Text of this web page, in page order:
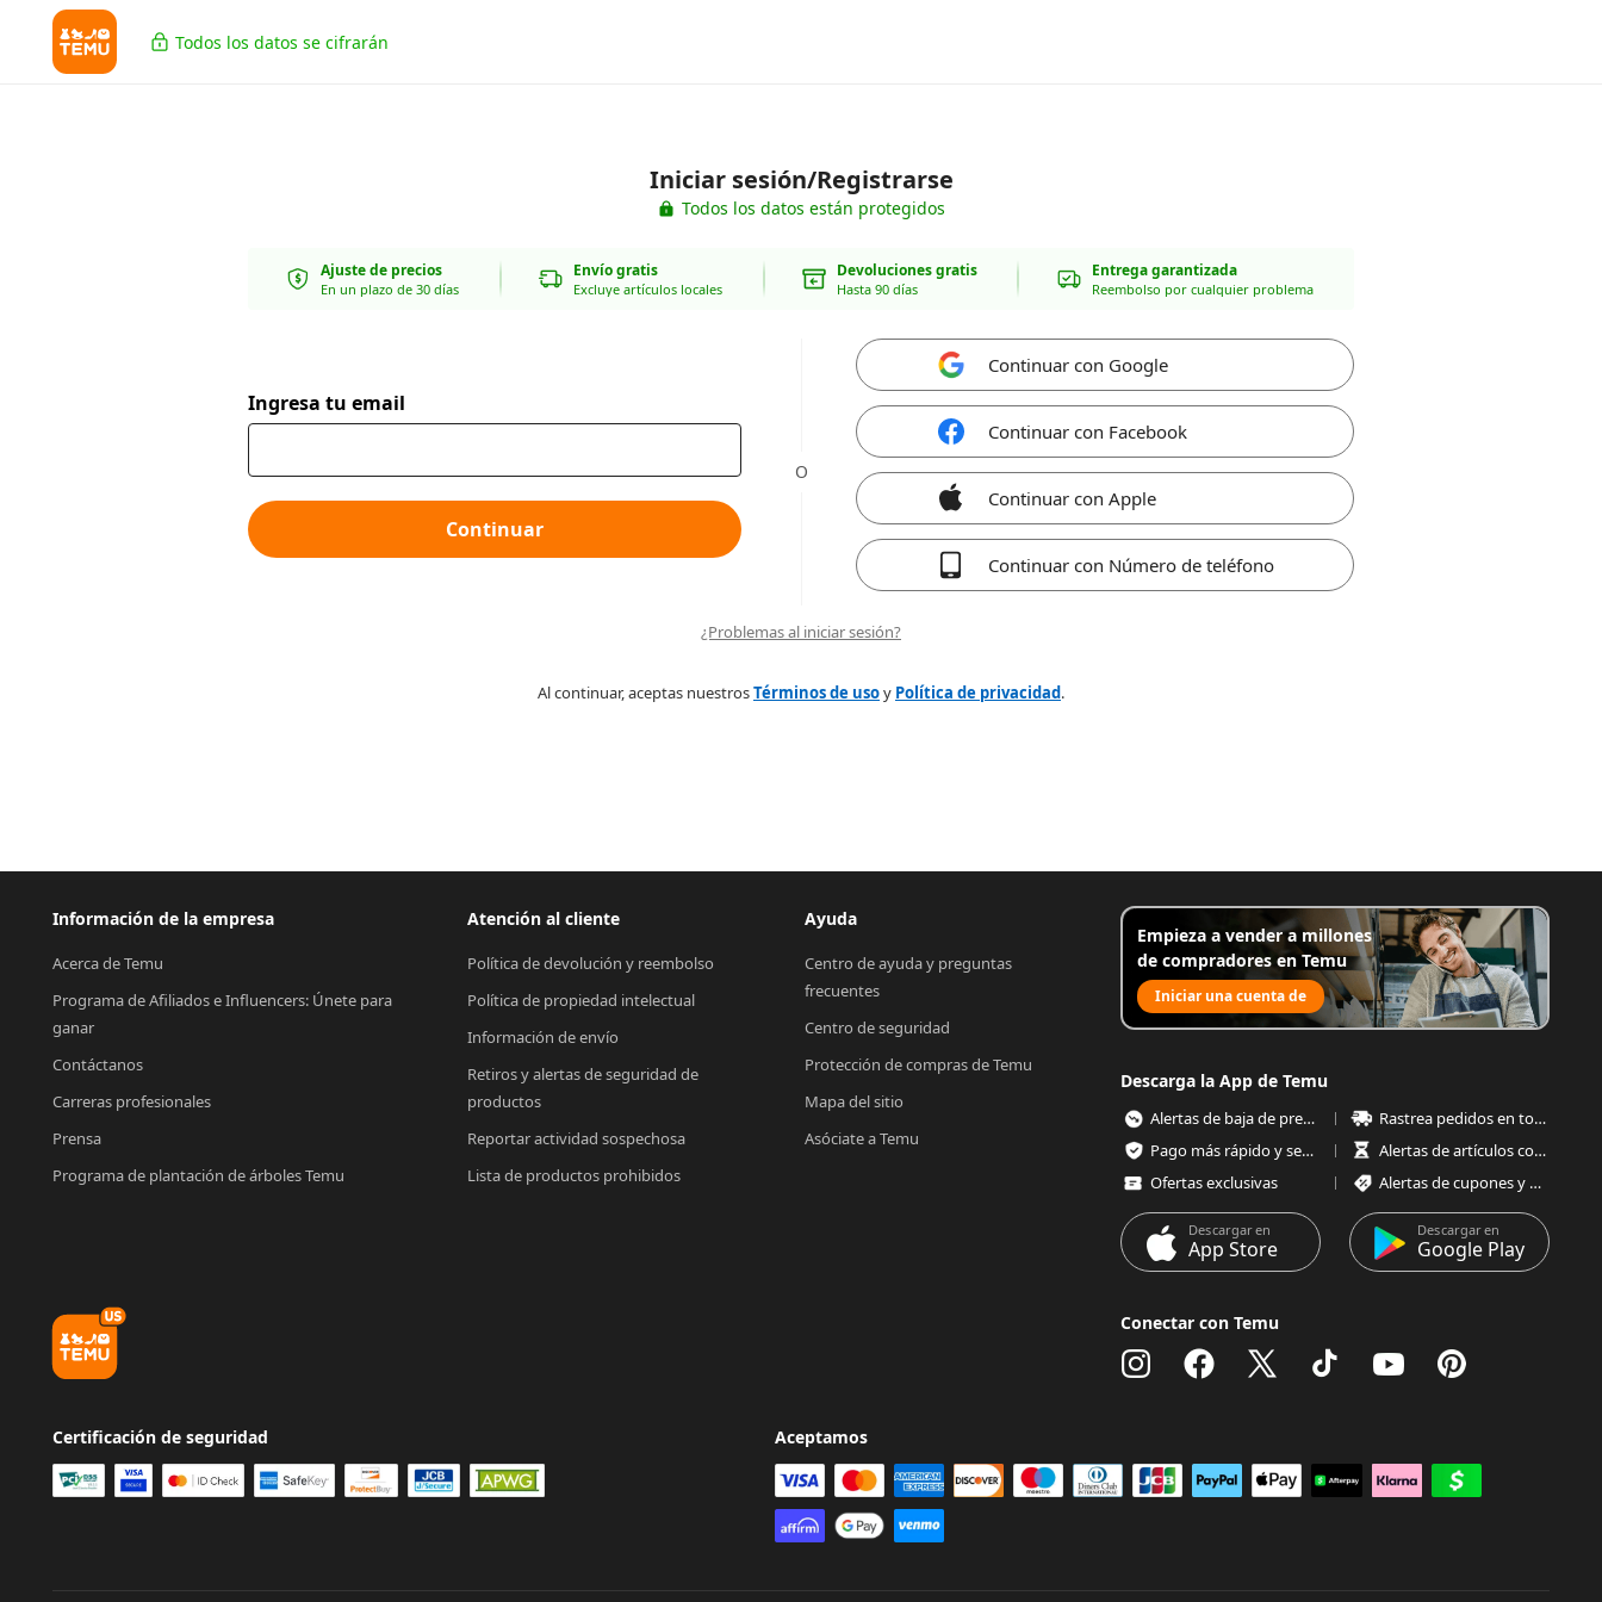
Todos los datos se cifrarán
Iniciar sesión/Registrarse
Todos los datos están protegidos
Ajuste de precios
En un plazo de 30 días
Envío gratis
Excluye artículos locales
Devoluciones gratis
Hasta 90 días
Entrega garantizada
Reembolso por cualquier problema
Ingresa tu email
Continuar
O
Continuar con Google
Continuar con Facebook
Continuar con Apple
Continuar con Número de teléfono
¿Problemas al iniciar sesión?
Al continuar, aceptas nuestrosTérminos de usoy Política de privacidad.
Información de la empresa
Acerca de Temu
Programa de Afiliados e Influencers: Únete para
ganar
Contáctanos
Carreras profesionales
Prensa
Programa de plantación de árboles Temu
Atención al cliente
Política de devolución y reembolso
Política de propiedad intelectual
Información de envío
Retiros y alertas de seguridad de
productos
Reportar actividad sospechosa
Lista de productos prohibidos
Ayuda
Centro de ayuda y preguntas
frecuentes
Centro de seguridad
Protección de compras de Temu
Mapa del sitio
Asóciate a Temu
Empieza a vender a millones
de compradores en Temu
Iniciar una cuenta de
venta
Descarga la App de Temu
Alertas de baja de precios
Rastrea pedidos en todo momento
Pago más rápido y seguro
Alertas de artículos con poco stock
Ofertas exclusivas
Alertas de cupones y ofertas
Descargar en
App Store
Descargar en
Google Play
Conectar con Temu
Certificación de seguridad Aceptamos